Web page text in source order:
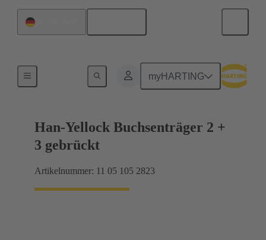
myHARTING
Han-Yellock Buchsenträger 2 +
3 gebrückt
Artikelnummer: 11 05 105 2823